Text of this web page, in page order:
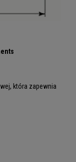
która zapewnia